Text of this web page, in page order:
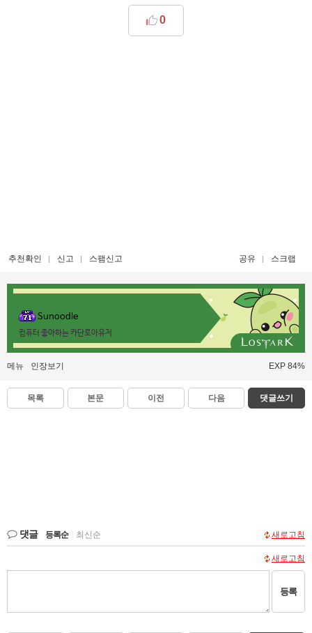
0
추천확인 신고 스팸신고 공유 스크랩
Sunoodle
컴퓨터 좋아하는 카단로아유저
메뉴 인장보기 EXP 84%
목록 본문 이전 다음 댓글쓰기
댓글 등록순 최신순 새로고침
새로고침
등록